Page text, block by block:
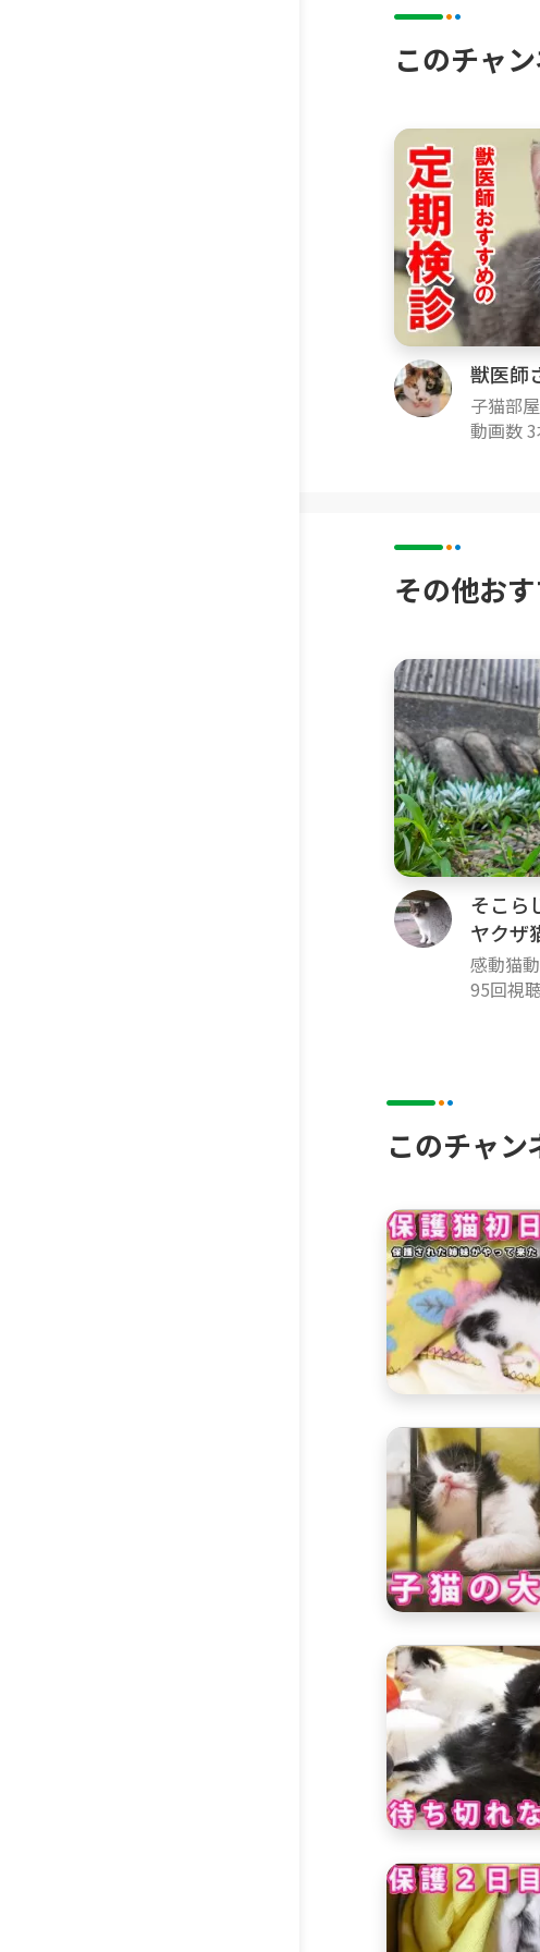
【猫部屋で使
木製お掃除簡
ラプレ 壁高ネ
【撮影機材】
Canon C200
Eos R
Sennheiser
このチャ
獣医師
子猫部
動画数
その他お
そこら
ヤクザ
感動猫
95回視
このチャ